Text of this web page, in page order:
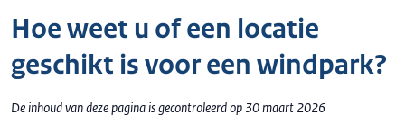
Hoe weet u of een locatie
geschikt is voor een windpark?
De inhoud van deze pagina is gecontroleerd op 30 maart 2026